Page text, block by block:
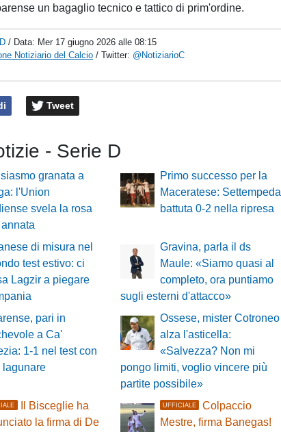
un bagaglio tecnico e tattico di prim'ordine.
/ Data: Mer 17 giugno 2026 alle 08:15
Notiziario del Calcio / Twitter: @NotiziarioC
Tweet
- Serie D
granata a
l'Union
svela la rosa
Primo successo per la
Maceratese: Settempeda
battuta 0-2 nella ripresa
di misura nel
test estivo: ci
Lagzir a piegare
Gravina, parla il ds
Maule: «Siamo quasi al
completo, ora puntiamo
sugli esterni d'attacco»
pari in
a Ca'
1-1 nel test con
lagunare
Ossese, mister Cotroneo
alza l'asticella:
«Salvezza? Non mi
pongo limiti, voglio vincere più
partite possibile»
Il Bisceglie ha
la firma di De
UFFICIALE
Colpaccio
Mestre, firma Banegas!